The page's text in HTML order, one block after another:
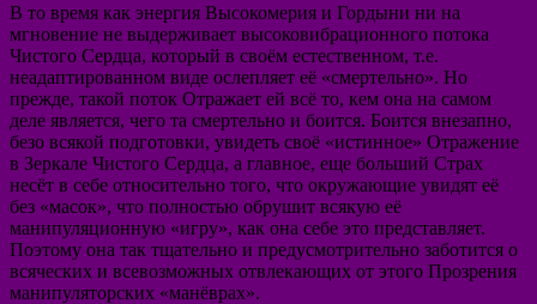
В то время как энергия Высокомерия и Гордыни ни на
мгновение не выдерживает высоковибрационного потока
Чистого Сердца, который в своём естественном, т.е.
неадаптированном виде ослепляет её «смертельно». Но
прежде, такой поток Отражает ей всё то, кем она на самом
деле является, чего та смертельно и боится. Боится внезапно,
безо всякой подготовки, увидеть своё «истинное» Отражение
в Зеркале Чистого Сердца, а главное, еще больший Страх
несёт в себе относительно того, что окружающие увидят её
без «масок», что полностью обрушит всякую её
манипуляционную «игру», как она себе это представляет.
Поэтому она так тщательно и предусмотрительно заботится о
всяческих и всевозможных отвлекающих от этого Прозрения
манипуляторских «манёврах».